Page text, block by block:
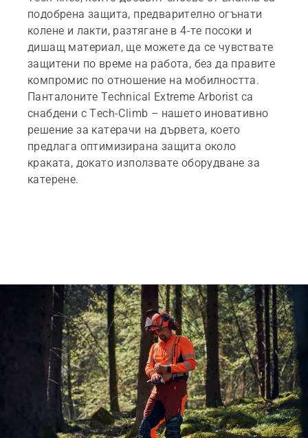
подобрена защита, предварително огънати
колене и лакти, разтягане в 4-те посоки и
дишащ материал, ще можете да се чувствате
защитени по време на работа, без да правите
компромис по отношение на мобилността.
Панталоните Technical Extreme Arborist са
снабдени с Tech-Climb – нашето иновативно
решение за катерачи на дървета, което
предлага оптимизирана защита около
краката, докато използвате оборудване за
катерене.